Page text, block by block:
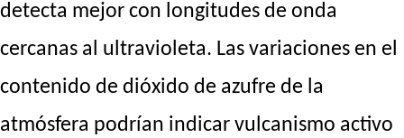
detecta mejor con longitudes de onda
cercanas al ultravioleta. Las variaciones en el
contenido de dióxido de azufre de la
atmósfera podrían indicar vulcanismo activo